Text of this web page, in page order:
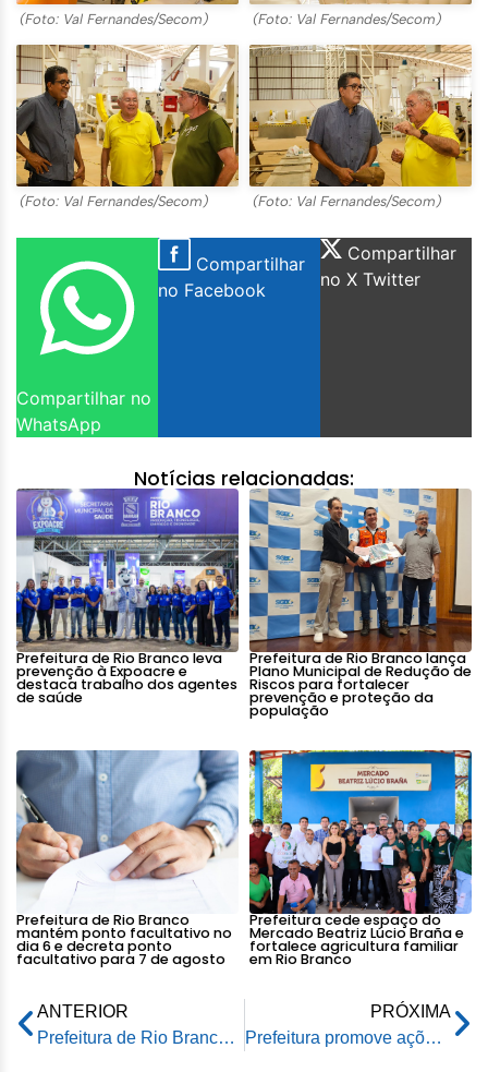
(Foto: Val Fernandes/Secom) (Foto: Val Fernandes/Secom)
(Foto: Val Fernandes/Secom) (Foto: Val Fernandes/Secom)
Compartilhar no
WhatsApp
Compartilhar
no Facebook
Compartilhar
no X Twitter
Notícias relacionadas:
Prefeitura de Rio Branco leva
prevenção à Expoacre e
destaca trabalho dos agentes
de saúde
Prefeitura de Rio Branco lança
Plano Municipal de Redução de
Riscos para fortalecer
prevenção e proteção da
população
Prefeitura de Rio Branco
mantém ponto facultativo no
dia 6 e decreta ponto
facultativo para 7 de agosto
Prefeitura cede espaço do
Mercado Beatriz Lúcio Braña e
fortalece agricultura familiar
em Rio Branco
ANTERIOR
Prefeitura de Rio Branco leva saúde pelos rios e atende comunidades do Riozinho do Rola
PRÓXIMA
Prefeitura promove ações sociais no evento “Juventude em Ação”